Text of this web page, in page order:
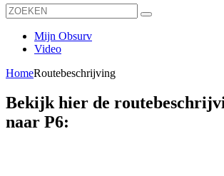
Mijn Obsurv
Video
HomeRoutebeschrijving
Bekijk hier de
naar P6: